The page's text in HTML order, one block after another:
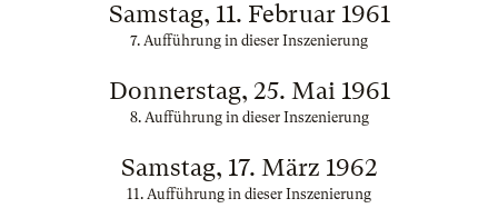
Samstag, 11. Februar 1961
7. Aufführung in dieser Inszenierung
Donnerstag, 25. Mai 1961
8. Aufführung in dieser Inszenierung
Samstag, 17. März 1962
11. Aufführung in dieser Inszenierung